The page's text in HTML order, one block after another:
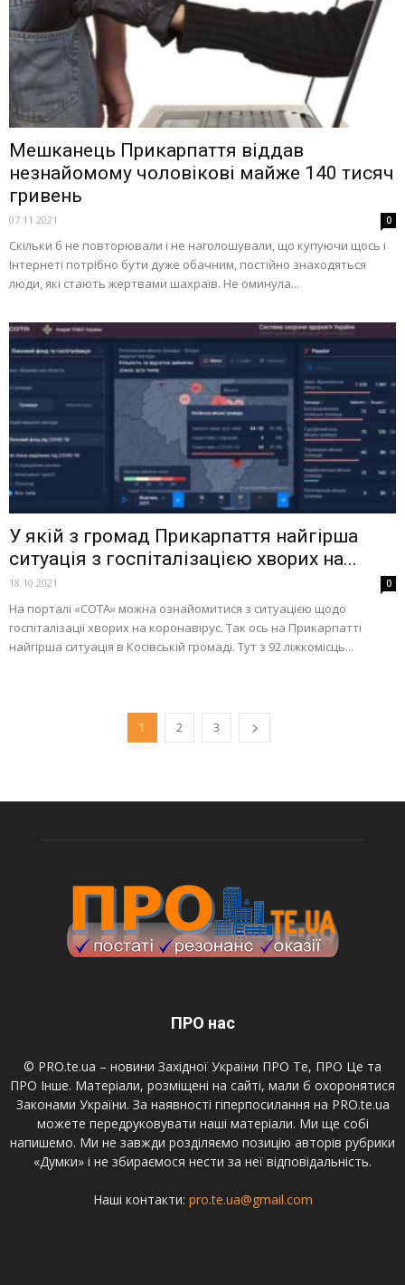
Мешканець Прикарпаття віддав
незнайомому чоловікові майже 140 тисяч
гривень
07.11.2021 0
Скільки б не повторювали і не наголошували, що купуючи щось і
Інтернеті потрібно бути дуже обачним, постійно знаходяться
люди, які стають жертвами шахраїв. Не оминула...
У якій з громад Прикарпаття найгірша
ситуація з госпіталізацією хворих на...
18.10.2021 0
На порталі «СОТА» можна ознайомитися з ситуацією щодо
госпіталізації хворих на коронавірус. Так ось на Прикарпатті
найгірша ситуація в Косівській громаді. Тут з 92 ліжкомісць...
1 2 3
ПРО нас
© PRO.te.ua – новини Західної України ПРО Те, ПРО Це та
ПРО Інше. Матеріали, розміщені на сайті, мали б охоронятися
Законами України. За наявності гіперпосилання на PRO.te.ua
можете передруковувати наші матеріали. Ми ще собі
напишемо. Ми не завжди розділяємо позицію авторів рубрики
«Думки» і не збираємося нести за неї відповідальність.
Наші контакти: pro.te.ua@gmail.com